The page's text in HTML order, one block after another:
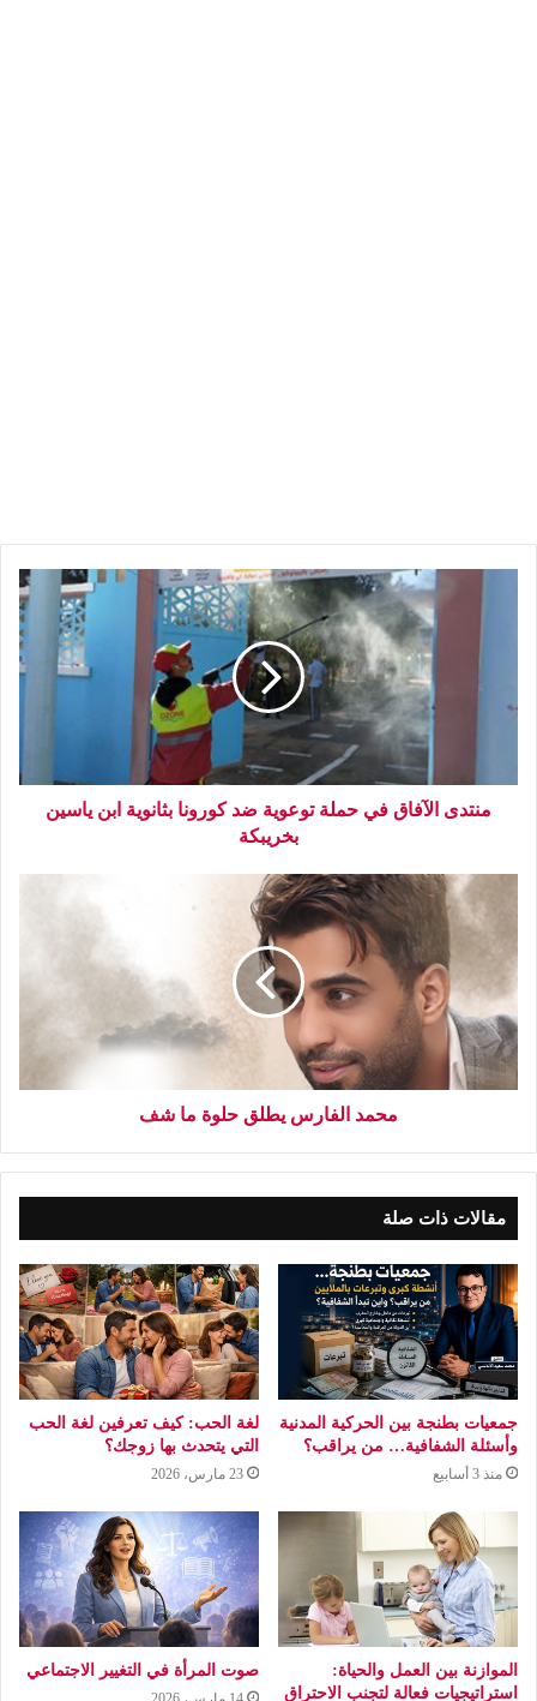
منتدى الآفاق في حملة توعوية ضد كورونا بثانوية ابن ياسين
بخريبكة
محمد الفارس يطلق حلوة ما شف
مقالات ذات صلة
جمعيات بطنجة بين الحركية المدنية
وأسئلة الشفافية… من يراقب؟
منذ 3 أسابيع
لغة الحب: كيف تعرفين لغة الحب
التي يتحدث بها زوجك؟
23 مارس، 2026
الموازنة بين العمل والحياة:
استراتيجيات فعالة لتجنب الاحتراق
صوت المرأة في التغيير الاجتماعي